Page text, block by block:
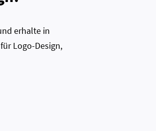
erhalte in
Logo-Design,